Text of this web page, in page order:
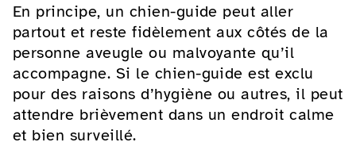
En principe, un chien-guide peut aller
partout et reste fidèlement aux côtés de la
personne aveugle ou malvoyante qu’il
accompagne. Si le chien-guide est exclu
pour des raisons d’hygiène ou autres, il peut
attendre brièvement dans un endroit calme
et bien surveillé.